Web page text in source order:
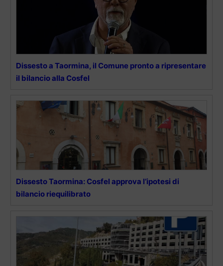
Dissesto a Taormina, il Comune pronto a ripresentare
il bilancio alla Cosfel
Dissesto Taormina: Cosfel approva l’ipotesi di
bilancio riequilibrato